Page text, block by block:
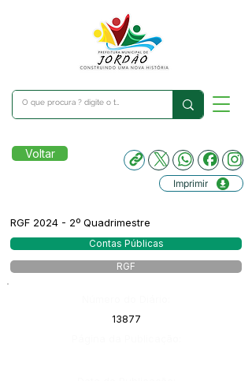
Voltar
Imprimir
RGF 2024 - 2º Quadrimestre
Contas Públicas
RGF
13877